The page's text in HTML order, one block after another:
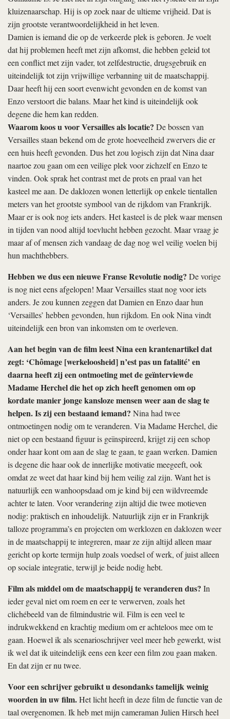
kluizenaarschap. Hij is op zoek naar de ultieme vrijheid. Dat is
zijn grootste verantwoordelijkheid in het leven.
Damien is iemand die op de verkeerde plek is geboren. Je voelt
dat hij problemen heeft met zijn afkomst, die hebben geleid tot
een conflict met zijn vader, tot zelfdestructie, drugsgebruik en
uiteindelijk tot zijn vrijwillige verbanning uit de maatschappij.
Daar heeft hij een soort evenwicht gevonden en de komst van
Enzo verstoort die balans. Maar het kind is uiteindelijk ook
degene die hem kan redden.
Waarom koos u voor Versailles als locatie? De bossen van
Versailles staan bekend om de grote hoeveelheid zwervers die er
een huis heeft gevonden. Dus het zou logisch zijn dat Nina daar
naartoe zou gaan om een veilige plek voor zichzelf en Enzo te
vinden. Ook sprak het contrast met de prots en praal van het
kasteel me aan. De daklozen wonen letterlijk op enkele tientallen
meters van het grootste symbool van de rijkdom van Frankrijk.
Maar er is ook nog iets anders. Het kasteel is de plek waar mensen
in tijden van nood altijd toevlucht hebben gezocht. Maar vraag je
maar af of mensen zich vandaag de dag nog wel veilig voelen bij
hun machthebbers.
Hebben we dus een nieuwe Franse Revolutie nodig? De vorige
is nog niet eens afgelopen! Maar Versailles staat nog voor iets
anders. Je zou kunnen zeggen dat Damien en Enzo daar hun
‘Versailles’ hebben gevonden, hun rijkdom. En ook Nina vindt
uiteindelijk een bron van inkomsten om te overleven.
Aan het begin van de film leest Nina een krantenartikel dat
zegt: ‘Chômage [werkeloosheid] n’est pas un fatalité’ en
daarna heeft zij een ontmoeting met de geïnterviewde
Madame Herchel die het op zich heeft genomen om op
kordate manier jonge kansloze mensen weer aan de slag te
helpen. Is zij een bestaand iemand? Nina had twee
ontmoetingen nodig om te veranderen. Via Madame Herchel, die
niet op een bestaand figuur is geïnspireerd, krijgt zij een schop
onder haar kont om aan de slag te gaan, te gaan werken. Damien
is degene die haar ook de innerlijke motivatie meegeeft, ook
omdat ze weet dat haar kind bij hem veilig zal zijn. Want het is
natuurlijk een wanhoopsdaad om je kind bij een wildvreemde
achter te laten. Voor verandering zijn altijd die twee motieven
nodig: praktisch en inhoudelijk. Natuurlijk zijn er in Frankrijk
talloze programma’s en projecten om werklozen en daklozen weer
in de maatschappij te integreren, maar ze zijn altijd alleen maar
gericht op korte termijn hulp zoals voedsel of werk, of juist alleen
op sociale integratie, terwijl je beide nodig hebt.
Film als middel om de maatschappij te veranderen dus? In
ieder geval niet om roem en eer te verwerven, zoals het
clichébeeld van de filmindustrie wil. Film is een veel te
indrukwekkend en krachtig medium om er achteloos mee om te
gaan. Hoewel ik als scenarioschrijver veel meer heb gewerkt, wist
ik wel dat ik uiteindelijk eens een keer een film zou gaan maken.
En dat zijn er nu twee.
Voor een schrijver gebruikt u desondanks tamelijk weinig
woorden in uw film.Het licht heeft in deze film de functie van de
taal overgenomen. Ik heb met mijn cameraman Julien Hirsch heel